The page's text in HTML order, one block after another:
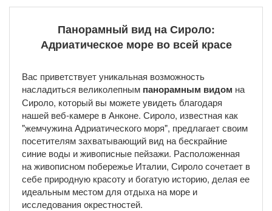
Панорамный вид на Сироло:
Адриатическое море во всей красе
Вас приветствует уникальная возможность
насладиться великолепным панорамным видом на
Сироло, который вы можете увидеть благодаря
нашей веб-камере в Анконе. Сироло, известная как
"жемчужина Адриатического моря", предлагает своим
посетителям захватывающий вид на бескрайние
синие воды и живописные пейзажи. Расположенная
на живописном побережье Италии, Сироло сочетает в
себе природную красоту и богатую историю, делая ее
идеальным местом для отдыха на море и
исследования окрестностей.